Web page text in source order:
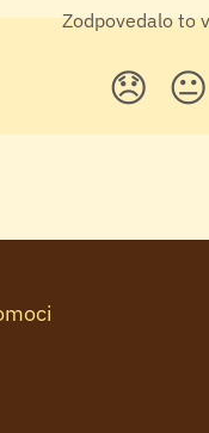
Zodpovedalo to
😞 😐